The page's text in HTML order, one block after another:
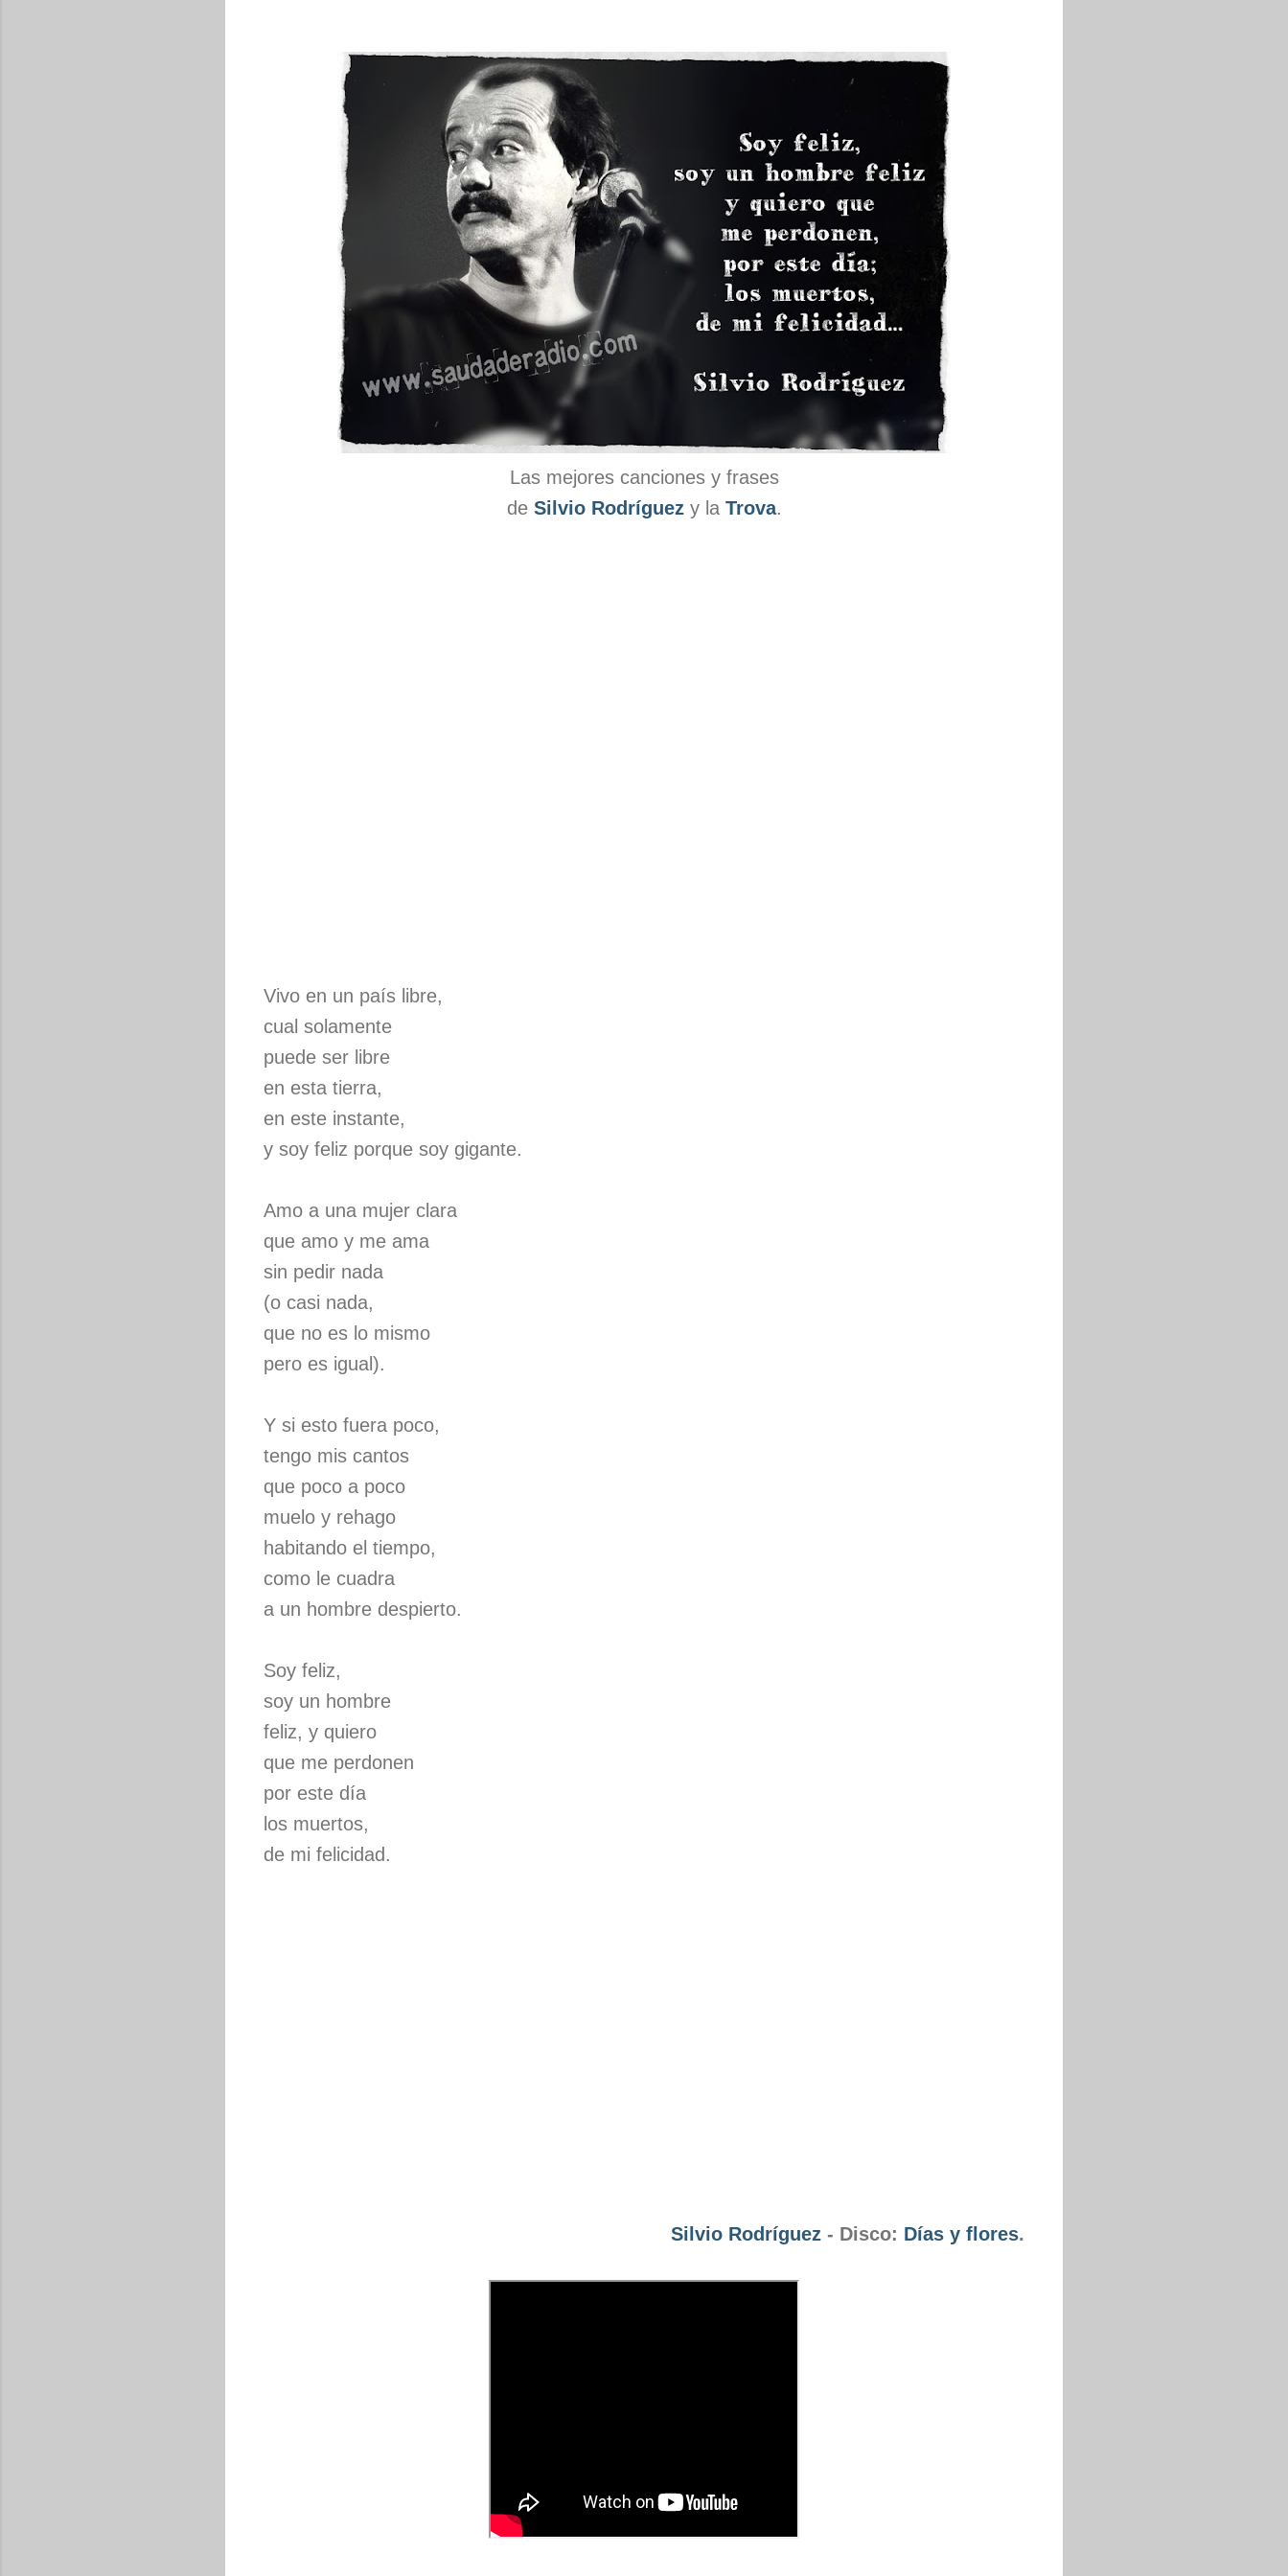
Las mejores canciones y frases
de Silvio Rodríguezy la Trova.
Vivo en un país libre,
cual solamente
puede ser libre
en esta tierra,
en este instante,
y soy feliz porque soy gigante.
Amo a una mujer clara
que amo y me ama
sin pedir nada
(o casi nada,
que no es lo mismo
pero es igual).
Y si esto fuera poco,
tengo mis cantos
que poco a poco
muelo y rehago
habitando el tiempo,
como le cuadra
a un hombre despierto.
Soy feliz,
soy un hombre
feliz, y quiero
que me perdonen
por este día
los muertos,
de mi felicidad.
Silvio Rodríguez - Disco: Días y flores.